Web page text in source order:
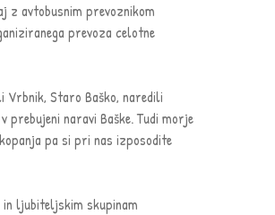
z avtobusnim prevoznikom
prevoza celotne
Vrbnik, Staro Baško, naredili
prebujeni naravi Baške. Tudi morje
pa si pri nas izposodite
in ljubiteljskim skupinam